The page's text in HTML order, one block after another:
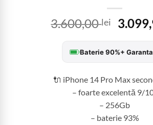
3.600,00lei
Prețul
a
fost:
Baterie 90%+
🔌 iPhone 14 Pro Max
– foarte excelentă 9/
– 256Gb
– baterie 93%